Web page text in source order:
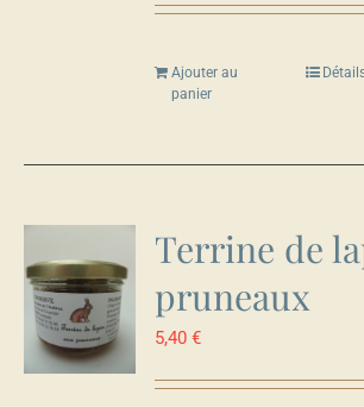
Ajouter au
panier
Terrine de
pruneaux
5,40€